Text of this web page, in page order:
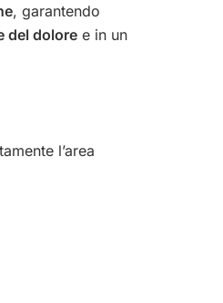
, garantendo
del dolore e in un
l’area